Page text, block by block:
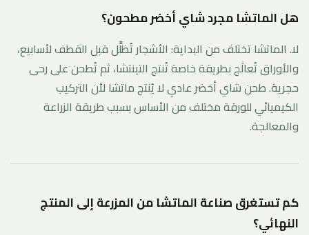
هل الماتشا مجرد شاي أخضر مطحون؟
لا. الماتشا تختلف من البداية: الأشجار تُظلَّل قبل القطف لأسابيع،
والأوراق تُعالَج بطريقة خاصة تُنتج التينتشا، ثم تُطحن على رحى
حجرية. طحن شاي أخضر عادي لا يُنتج ماتشا لأن التركيب
الكيميائي للورقة مختلف من الأساس بسبب طريقة الزراعة
والمعالجة.
كم تستغرق صناعة الماتشا من المزرعة إلى المنتج
النهائي؟